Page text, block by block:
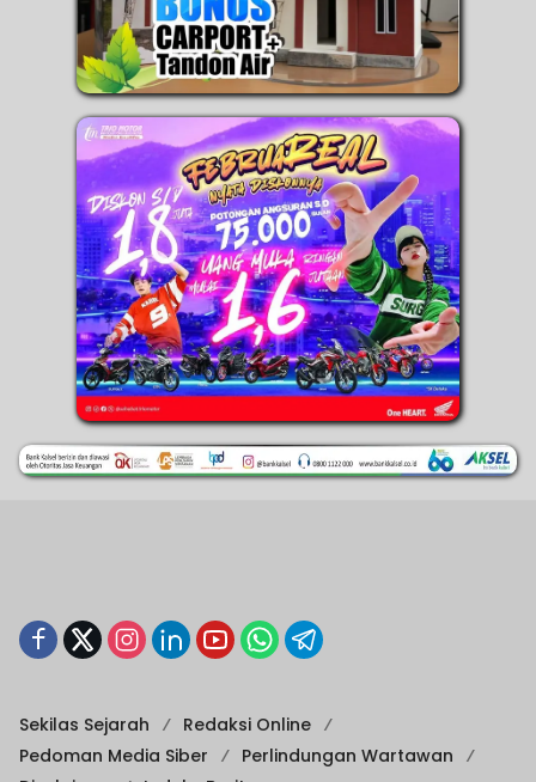
Sekilas Sejarah
Redaksi Online
Pedoman Media Siber
Perlindungan Wartawan